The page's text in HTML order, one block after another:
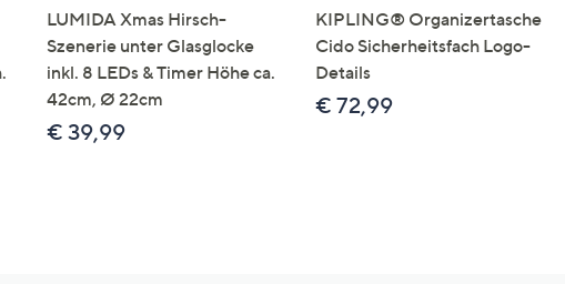
LUMIDA Xmas Hirsch-
Szenerie unter Glasglocke
inkl. 8 LEDs & Timer Höhe ca.
42cm, Ø 22cm
€ 39,99
KIPLING® Organizertasche
Cido Sicherheitsfach Logo-
Details
€ 72,99